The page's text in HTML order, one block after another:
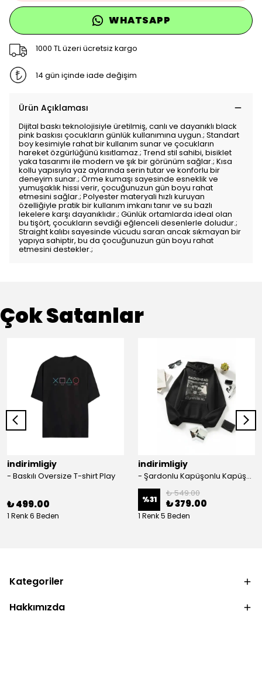
WHATSAPP
1000 TL üzeri ücretsiz kargo
14 gün içinde iade değişim
Ürün Açıklaması
Dijital baskı teknolojisiyle üretilmiş, canlı ve dayanıklı black
pink baskısı çocukların günlük kullanımına uygun.; Standart
boy kesimiyle rahat bir kullanım sunar ve çocukların
hareket özgürlüğünü kısıtlamaz.; Trend stil sahibi, bisiklet
yaka tasarımı ile modern ve şık bir görünüm sağlar.; Kısa
kollu yapısıyla yaz aylarında serin tutar ve konforlu bir
deneyim sunar.; Örme kumaşı sayesinde esneklik ve
yumuşaklık hissi verir, çocuğunuzun gün boyu rahat
etmesini sağlar.; Polyester materyali hızlı kuruyan
özelliğiyle pratik bir kullanım imkanı tanır ve su bazlı
lekelere karşı dayanıklıdır.; Günlük ortamlarda ideal olan
bu tişört, çocukların sevdiği eğlenceli desenlerle doludur.;
Straight kalıbı sayesinde vücudu saran ancak sıkmayan bir
yapıya sahiptir, bu da çocuğunuzun gün boyu rahat
etmesini destekler.;
Çok Satanlar
indirimligiy
- Baskılı Oversize T-shirt Play
₺ 499.00
1 Renk 6 Beden
indirimligiy
- Şardonlu Kapüşonlu Kapüşonlu Kanguru Cep Oversize Lastik Paça Sweatshirt Takimi
%31
₺ 549.00
₺ 379.00
1 Renk 5 Beden
Kategoriler
Hakkımızda